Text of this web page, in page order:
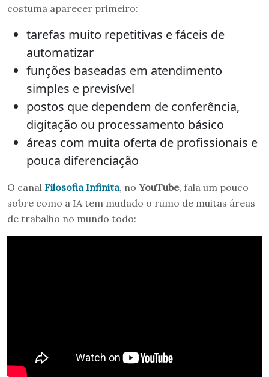
costuma aparecer primeiro:
tarefas muito repetitivas e fáceis de
automatizar
funções baseadas em atendimento
simples e previsível
postos que dependem de conferência,
digitação ou processamento básico
áreas com muita oferta de profissionais e
pouca diferenciação
O canal Filosofia Infinita, no YouTube, fala um pouco
sobre como a IA tem mudado o rumo de muitas áreas
de trabalho no mundo todo: